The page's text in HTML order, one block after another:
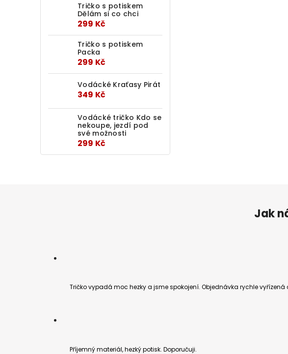
Tričko s potiskem
Dělám si co chci
299 Kč
Tričko s potiskem
Packa
299 Kč
Vodácké Kraťasy Pirát
349 Kč
Vodácké tričko Kdo se
nekoupe, jezdí pod
své možnosti
299 Kč
Jak
Tričko vypadá moc hezky a jsme spokojení. Objednávka rychle vyřízená
Příjemný materiál, hezký potisk. Doporučuji.